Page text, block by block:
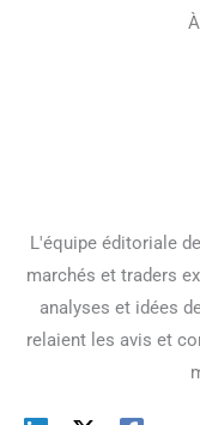
L'équipe éditoriale
marchés et traders
analyses et idées
relaient les avis et